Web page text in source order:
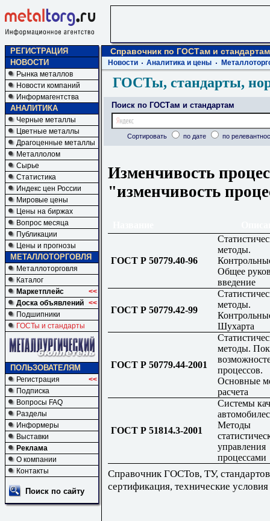
РЕГИСТРАЦИЯ
НОВОСТИ
Рынка металлов
Новости компаний
Информагентства
АНАЛИТИКА
Черные металлы
Цветные металлы
Драгоценные металлы
Металлолом
Сырье
Статистика
Индекс цен России
Мировые цены
Цены на биржах
Вопрос месяца
Публикации
Цены и прогнозы
МЕТАЛЛОТОРГОВЛЯ
Металлоторговля
Каталог
Маркетплейс
<<
Доска объявлений <<
Подшипники
ГОСТы и стандарты
ПОЛЬЗОВАТЕЛЯМ
Регистрация
<<
Подписка
Вопросы FAQ
Разделы
Информеры
Выставки
Реклама
О компании
Контакты
Поиск по сайту
Справочник по ГОСТам и стандартам
Новости Аналитика и цены
ГОСТы, стандарты,
Поиск по ГОСТам и стандартам
Сортировать по дате по
Изменчивость
"изменчивость
ГОСТ Р 50779.40-96
методы.
Общее
введение
ГОСТ Р 50779.42-99
методы.
Шухарта
ГОСТ Р 50779.44-2001
методы.
процессов.
Основные
расчета
ГОСТ Р 51814.3-2001
Системы
Методы
управления
процессами
Справочник ГОСТов, ТУ,
сертификация, технические условия